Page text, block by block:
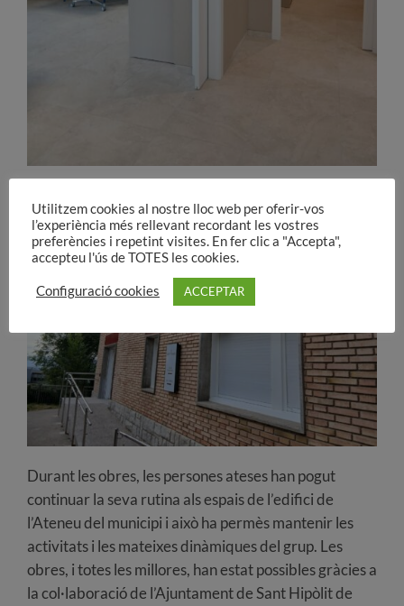
Durant les obres, les persones ateses han pogut
continuar la seva rutina als espais de l’edifici de
l’Ateneu del municipi i això ha permès mantenir les
activitats i les mateixes dinàmiques del grup. Les
obres, i totes les millores, han estat possibles gràcies a
la col·laboració de l’Ajuntament de Sant Hipòlit de
Utilitzem cookies al nostre lloc web per oferir-vos
l’experiència més rellevant recordant les vostres
preferències i repetint visites. En fer clic a "Accepta",
accepteu l'ús de TOTES les cookies.
Configuració cookies ACCEPTAR